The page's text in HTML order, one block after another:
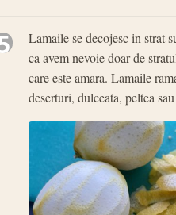
Lamaile se decojesc in strat
ca avem nevoie doar de
care este amara. Lamaile
deserturi, dulceata, peltea